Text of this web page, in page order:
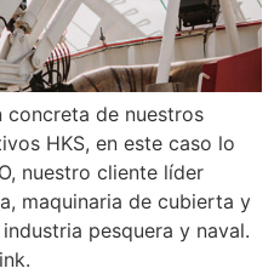
concreta de nuestros
HKS, en este caso lo
nuestro cliente líder
maquinaria de cubierta y
pesquera y naval.